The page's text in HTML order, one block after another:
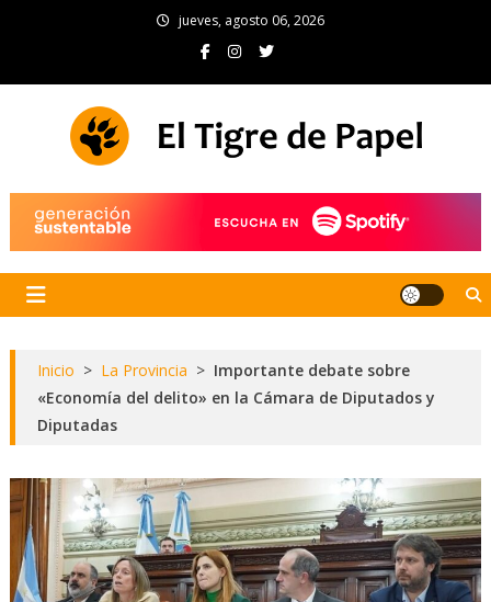
jueves, agosto 06, 2026
Inicio > La Provincia > Importante debate sobre
«Economía del delito» en la Cámara de Diputados y
Diputadas